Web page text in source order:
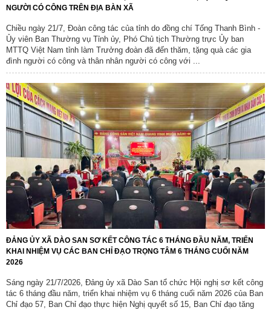
NGƯỜI CÓ CÔNG TRÊN ĐỊA BÀN XÃ
Chiều ngày 21/7, Đoàn công tác của tỉnh do đồng chí Tống Thanh Bình -
Ủy viên Ban Thường vụ Tỉnh ủy, Phó Chủ tịch Thường trực Ủy ban
MTTQ Việt Nam tỉnh làm Trưởng đoàn đã đến thăm, tặng quà các gia
đình người có công và thân nhân người có công với ...
ĐẢNG ỦY XÃ DÀO SAN SƠ KẾT CÔNG TÁC 6 THÁNG ĐẦU NĂM, TRIỂN
KHAI NHIỆM VỤ CÁC BAN CHỈ ĐẠO TRỌNG TÂM 6 THÁNG CUỐI NĂM
2026
Sáng ngày 21/7/2026, Đảng ủy xã Dào San tổ chức Hội nghị sơ kết công
tác 6 tháng đầu năm, triển khai nhiệm vụ 6 tháng cuối năm 2026 của Ban
Chỉ đạo 57, Ban Chỉ đạo thực hiện Nghị quyết số 15, Ban Chỉ đạo tăng